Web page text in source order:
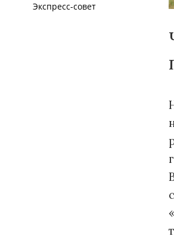
Экспресс-совет